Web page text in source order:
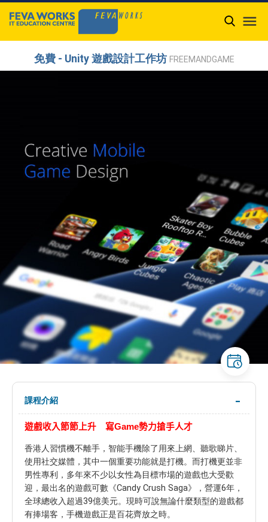

免費 - Unity 遊戲設計工作坊 FREEMANDGAME
課程介紹
遊戲收入節節上升 寫Game勢力搶手人才
香港人習慣機不離手，智能手機除了用來上網、聽歌睇片、
使用社交媒體，其中一個重要功能就是打機。而打機更並非
男性專利，多年來不少以女性為目標巿場的遊戲也大受歡
迎，最出名的遊戲可數《Candy Crush Saga》，營運6年，
全球總收入超過39億美元。現時可說無論什麼類型的遊戲都
有捧場客，手機遊戲正是百花齊放之時。